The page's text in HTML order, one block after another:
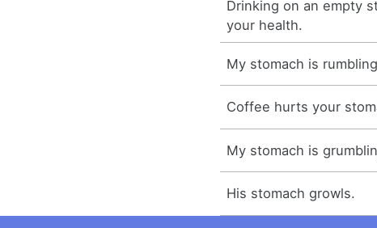
Drinking on an empty
your health.
My stomach is
Coffee hurts your
My stomach is
His stomach growls.